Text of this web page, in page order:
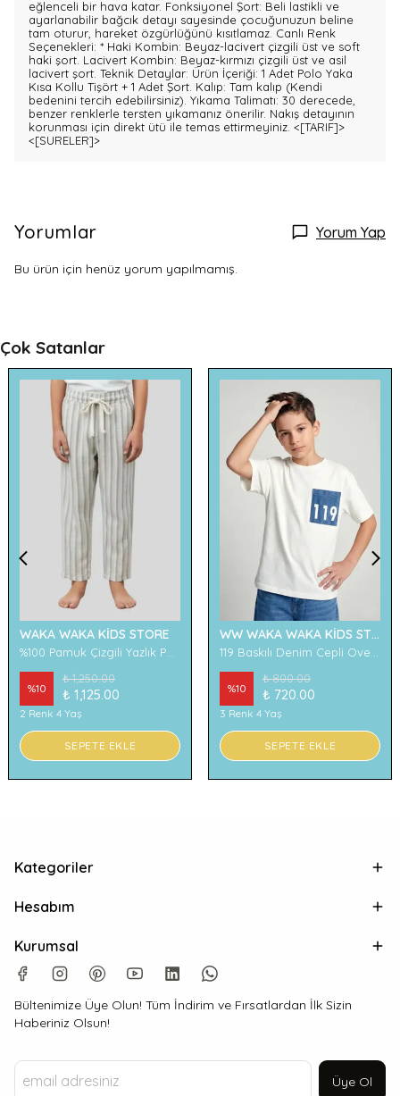
eğlenceli bir hava katar. Fonksiyonel Şort: Beli lastikli ve
ayarlanabilir bağcık detayı sayesinde çocuğunuzun beline
tam oturur, hareket özgürlüğünü kısıtlamaz. Canlı Renk
Seçenekleri: * Haki Kombin: Beyaz-lacivert çizgili üst ve soft
haki şort. Lacivert Kombin: Beyaz-kırmızı çizgili üst ve asil
lacivert şort. Teknik Detaylar: Ürün İçeriği: 1 Adet Polo Yaka
Kısa Kollu Tişört + 1 Adet Şort. Kalıp: Tam kalıp (Kendi
bedenini tercih edebilirsiniz). Yıkama Talimatı: 30 derecede,
benzer renklerle tersten yıkamanız önerilir. Nakış detayının
korunması için direkt ütü ile temas ettirmeyiniz. <[TARIF]>
<[SURELER]>
Yorumlar Yorum Yap
Bu ürün için henüz yorum yapılmamış.
Çok Satanlar
WAKA WAKA KİDS STORE
%10
₺ 1,250.00
₺ 1,125.00
2 Renk 4 Yaş
SEPETE EKLE
WW WAKA WAKA KİDS STORE
%10
₺ 800.00
₺ 720.00
3 Renk 4 Yaş
SEPETE EKLE
Kategoriler
Hesabım
Kurumsal
Bültenimize Üye Olun! Tüm İndirim ve Fırsatlardan İlk Sizin
Haberiniz Olsun!
Üye Ol